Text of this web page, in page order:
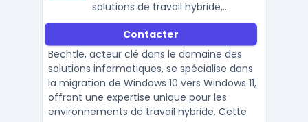
solutions de travail hybride,
équipement informatique,
connectivité et sécurité des
données.
Contacter
Bechtle, acteur clé dans le domaine des
solutions informatiques, se spécialise dans
la migration de Windows 10 vers Windows 11,
offrant une expertise unique pour les
environnements de travail hybride. Cette